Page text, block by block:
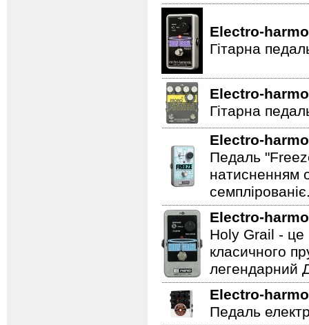
Electro-
Гітарна
Electro-
Гітарна
Electro-
Педаль
натисненням
Electro-
Holy Grail - це
класичного
легендарний
Electro-
Педаль